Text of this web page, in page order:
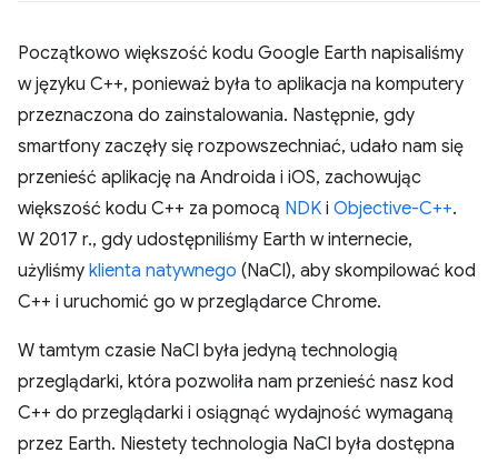
Początkowo większość kodu Google Earth napisaliśmy
w języku C++, ponieważ była to aplikacja na komputery
przeznaczona do zainstalowania. Następnie, gdy
smartfony zaczęły się rozpowszechniać, udało nam się
przenieść aplikację na Androida i iOS, zachowując
większość kodu C++ za pomocą NDK i Objective-C++.
W 2017 r., gdy udostępniliśmy Earth w internecie,
użyliśmy klienta natywnego (NaCl), aby skompilować kod
C++ i uruchomić go w przeglądarce Chrome.
W tamtym czasie NaCl była jedyną technologią
przeglądarki, która pozwoliła nam przenieść nasz kod
C++ do przeglądarki i osiągnąć wydajność wymaganą
przez Earth. Niestety technologia NaCl była dostępna